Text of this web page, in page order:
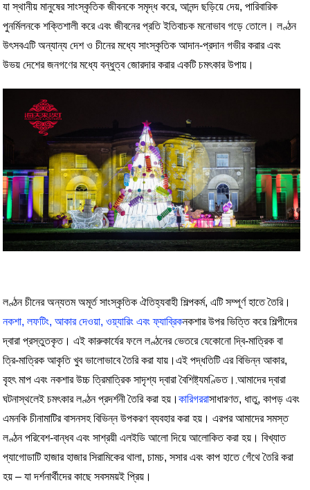
যা স্থানীয় মানুষের সাংস্কৃতিক জীবনকে সমৃদ্ধ করে, আনন্দ ছড়িয়ে দেয়, পারিবারিক
পুনর্মিলনকে শক্তিশালী করে এবং জীবনের প্রতি ইতিবাচক মনোভাব গড়ে তোলে। লণ্ঠন
উৎসবএটি অন্যান্য দেশ ও চীনের মধ্যে সাংস্কৃতিক আদান-প্রদান গভীর করার এবং
উভয় দেশের জনগণের মধ্যে বন্ধুত্ব জোরদার করার একটি চমৎকার উপায়।
লণ্ঠন চীনের অন্যতম অমূর্ত সাংস্কৃতিক ঐতিহ্যবাহী শিল্পকর্ম, এটি সম্পূর্ণ হাতে তৈরি।
নকশা, লফটিং, আকার দেওয়া, ওয়্যারিং এবং ফ্যাব্রিকনকশার উপর ভিত্তি করে শিল্পীদের
দ্বারা প্রস্তুতকৃত। এই কারুকার্যের ফলে লণ্ঠনের ভেতরে যেকোনো দ্বি-মাত্রিক বা
ত্রি-মাত্রিক আকৃতি খুব ভালোভাবে তৈরি করা যায়।এই পদ্ধতিটি এর বিভিন্ন আকার,
বৃহৎ মাপ এবং নকশার উচ্চ ত্রিমাত্রিক সাদৃশ্য দ্বারা বৈশিষ্ট্যমণ্ডিত। .আমাদের দ্বারা
ঘটনাস্থলেই চমৎকার লণ্ঠন প্রদর্শনী তৈরি করা হয়।কারিগররাসাধারণত, ধাতু, কাপড় এবং
এমনকি চীনামাটির বাসনসহ বিভিন্ন উপকরণ ব্যবহার করা হয়। এরপর আমাদের সমস্ত
লণ্ঠন পরিবেশ-বান্ধব এবং সাশ্রয়ী এলইডি আলো দিয়ে আলোকিত করা হয়। বিখ্যাত
প্যাগোডাটি হাজার হাজার সিরামিকের থালা, চামচ, সসার এবং কাপ হাতে গেঁথে তৈরি করা
হয় – যা দর্শনার্থীদের কাছে সবসময়ই প্রিয়।